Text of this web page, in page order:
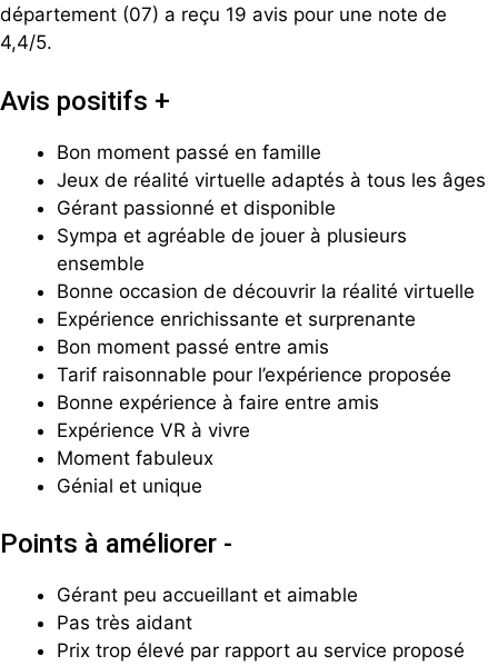
département (07) a reçu 19 avis pour une note de
4,4/5.
Avis positifs +
Bon moment passé en famille
Jeux de réalité virtuelle adaptés à tous les âges
Gérant passionné et disponible
Sympa et agréable de jouer à plusieurs
ensemble
Bonne occasion de découvrir la réalité virtuelle
Expérience enrichissante et surprenante
Bon moment passé entre amis
Tarif raisonnable pour l’expérience proposée
Bonne expérience à faire entre amis
Expérience VR à vivre
Moment fabuleux
Génial et unique
Points à améliorer -
Gérant peu accueillant et aimable
Pas très aidant
Prix trop élevé par rapport au service proposé